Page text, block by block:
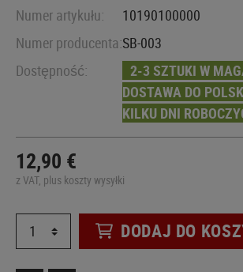
Numer artykułu:
10190100000
Numer producenta:SB-003
Dostępność:
2-3 SZTUKI W
DOSTAWA DO
KILKU DNI
12,90 €
z VAT, plus koszty wysyłki
DODAJ DO